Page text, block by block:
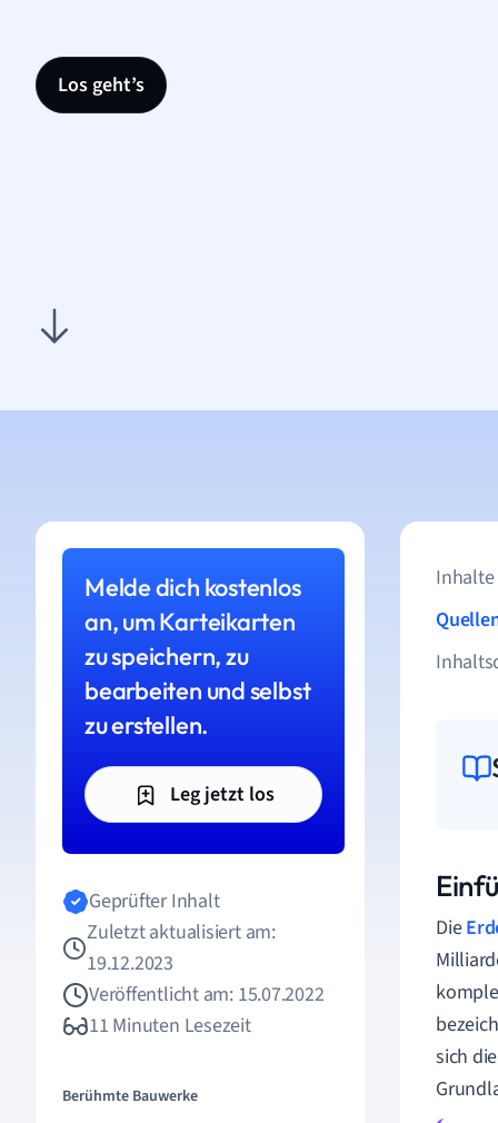
Los geht’s
Melde dich kostenlos
an, um Karteikarten
zu speichern, zu
bearbeiten und selbst
zu erstellen.
Leg jetzt los
Geprüfter Inhalt
Zuletzt aktualisiert am:
19.12.2023
Veröffentlicht am: 15.07.2022
11 Minuten Lesezeit
Berühmte Bauwerke
Die
sich